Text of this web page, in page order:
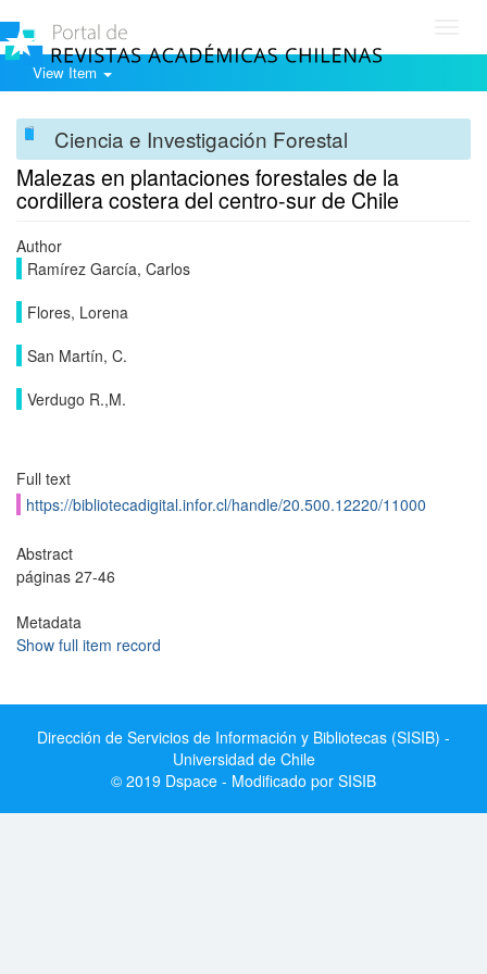
View Item
Ciencia e Investigación Forestal
Malezas en plantaciones forestales de la
cordillera costera del centro-sur de Chile
Author
Ramírez García, Carlos
Flores, Lorena
San Martín, C.
Verdugo R.,M.
Full text
https://bibliotecadigital.infor.cl/handle/20.500.12220/11000
Abstract
páginas 27-46
Metadata
Show full item record
Dirección de Servicios de Información y Bibliotecas (SISIB) -
Universidad de Chile
© 2019 Dspace - Modificado por SISIB